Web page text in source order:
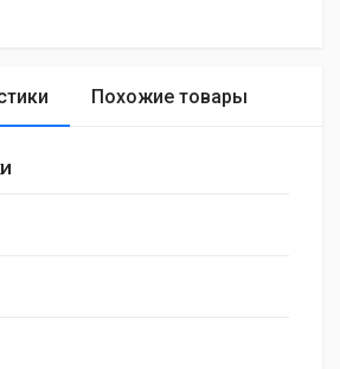
Похожие товары